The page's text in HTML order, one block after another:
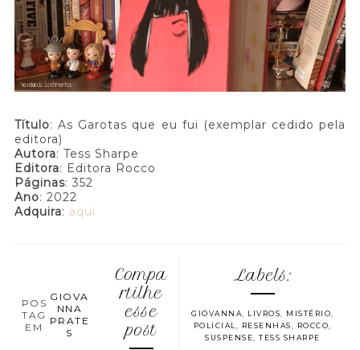
Título: As Garotas que eu fui (exemplar cedido pela
editora)
Autora: Tess Sharpe
Editora: Editora Rocco
Páginas: 352
Ano: 2022
Adquira: aqui
POS
TAG
EM
GIOVA
NNA
PRATE
S
Compa
rtilhe
esse
post
Labels:
GIOVANNA, LIVROS, MISTÉRIO,
POLICIAL, RESENHAS, ROCCO,
SUSPENSE,TESS SHARPE